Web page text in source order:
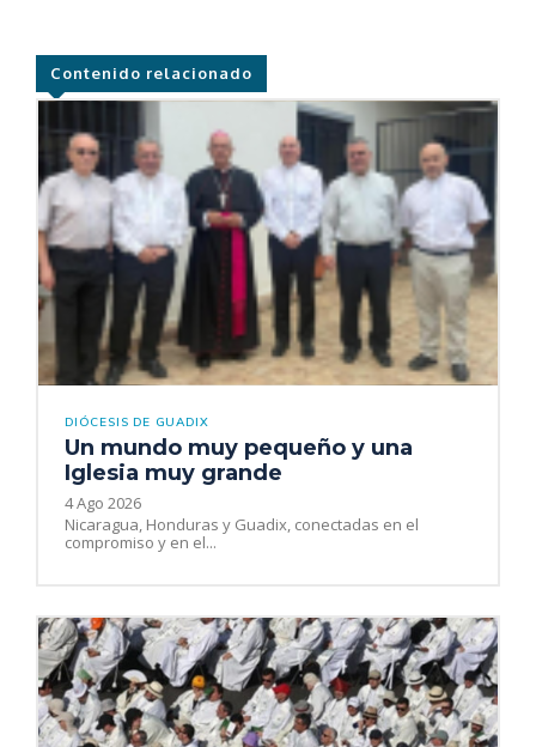
Contenido relacionado
DIÓCESIS DE GUADIX
Un mundo muy pequeño y una
Iglesia muy grande
4 Ago 2026
Nicaragua, Honduras y Guadix, conectadas en el
compromiso y en el...